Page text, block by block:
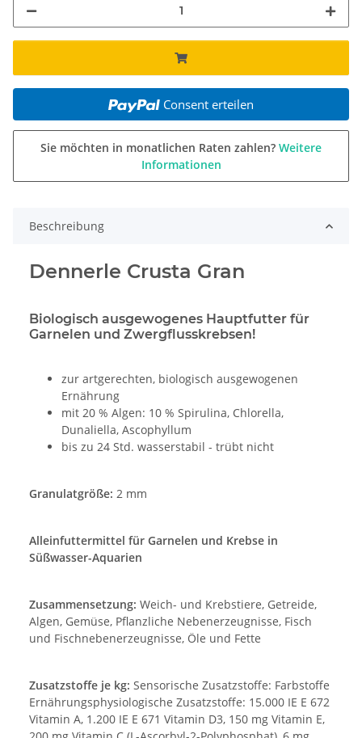
Consent erteilen
Sie möchten in monatlichen Raten zahlen? Weitere
Informationen
Beschreibung
Dennerle Crusta Gran
Biologisch ausgewogenes Hauptfutter für
Garnelen und Zwergflusskrebsen!
zur artgerechten, biologisch ausgewogenen
Ernährung
mit 20 % Algen: 10 % Spirulina, Chlorella,
Dunaliella, Ascophyllum
bis zu 24 Std. wasserstabil - trübt nicht
Granulatgröße: 2 mm
Alleinfuttermittel für Garnelen und Krebse in
Süßwasser-Aquarien
Zusammensetzung: Weich- und Krebstiere, Getreide,
Algen, Gemüse, Pflanzliche Nebenerzeugnisse, Fisch
und Fischnebenerzeugnisse, Öle und Fette
Zusatzstoffe je kg: Sensorische Zusatzstoffe: Farbstoffe
Ernährungsphysiologische Zusatzstoffe: 15.000 IE E 672
Vitamin A, 1.200 IE E 671 Vitamin D3, 150 mg Vitamin E,